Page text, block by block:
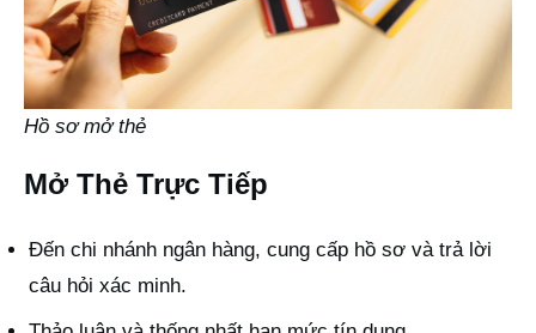
Hồ sơ mở thẻ
Mở Thẻ Trực Tiếp
Đến chi nhánh ngân hàng, cung cấp hồ sơ và trả lời
câu hỏi xác minh.